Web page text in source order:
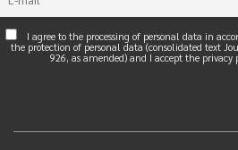
I agree to the processing of personal data in
the protection of personal data (consolidated text
926, as amended) and I accept the privacy